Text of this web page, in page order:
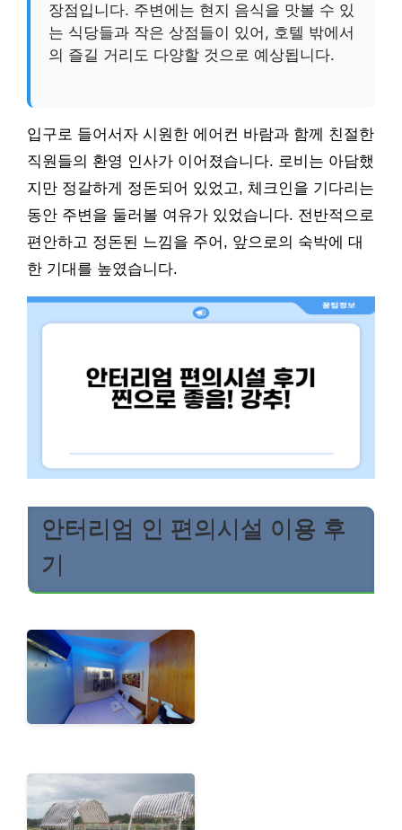
장점입니다. 주변에는 현지 음식을 맛볼 수 있
는 식당들과 작은 상점들이 있어, 호텔 밖에서
의 즐길 거리도 다양할 것으로 예상됩니다.
입구로 들어서자 시원한 에어컨 바람과 함께 친절한
직원들의 환영 인사가 이어졌습니다. 로비는 아담했
지만 정갈하게 정돈되어 있었고, 체크인을 기다리는
동안 주변을 둘러볼 여유가 있었습니다. 전반적으로
편안하고 정돈된 느낌을 주어, 앞으로의 숙박에 대
한 기대를 높였습니다.
안터리엄 인 편의시설 이용 후
기